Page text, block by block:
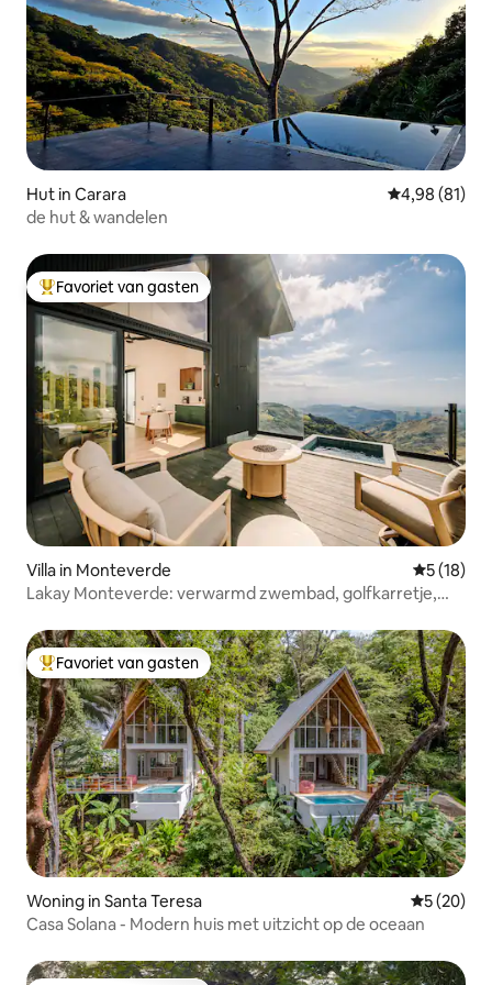
Hut in Carara Gemiddelde
4,98 (81)
de hut & wandelen
Topfavoriet van gasten
Favoriet van gasten
Villa in Monteverde
5 (18)
Lakay Monteverde: verwarmd zwembad, golfkarretje,
Topfavoriet van gasten
Favoriet van gasten
Woning in Santa Teresa
5 (20)
Casa Solana - Modern huis met uitzicht op de oceaan